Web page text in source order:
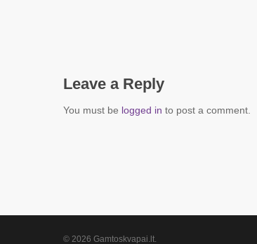
Leave a Reply
You must be logged in to post a comment.
© 2026 Gamtoskvapai.lt.